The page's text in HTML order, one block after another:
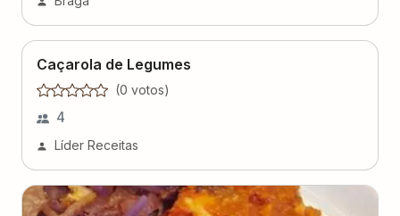
Caçarola de Legumes
(0votos)
4
Líder Receitas